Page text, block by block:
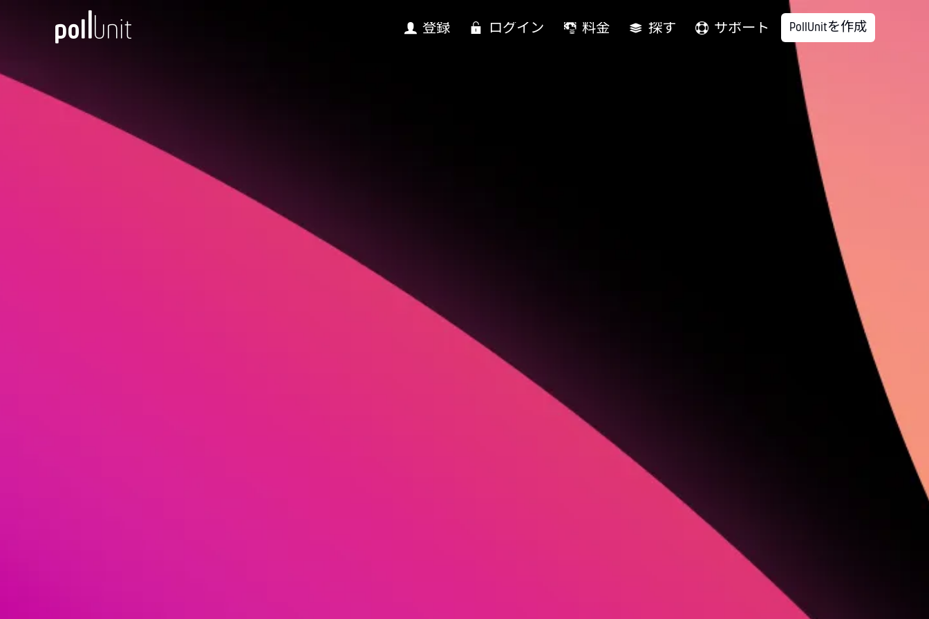
登録 ログイン 料金 探す サポート PollUnitを作成